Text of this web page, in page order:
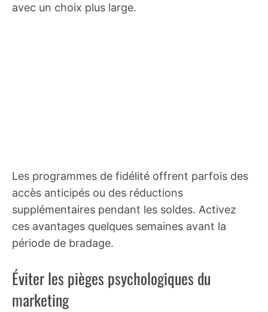
avec un choix plus large.
Les programmes de fidélité offrent parfois des
accès anticipés ou des réductions
supplémentaires pendant les soldes. Activez
ces avantages quelques semaines avant la
période de bradage.
Éviter les pièges psychologiques du
marketing